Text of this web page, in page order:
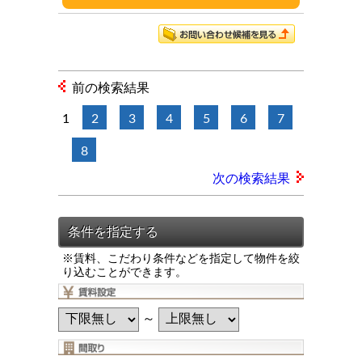
前の検索結果
1 2 3 4 5 6 7
8
次の検索結果
※賃料、こだわり条件などを指定して物件を絞
り込むことができます。
～